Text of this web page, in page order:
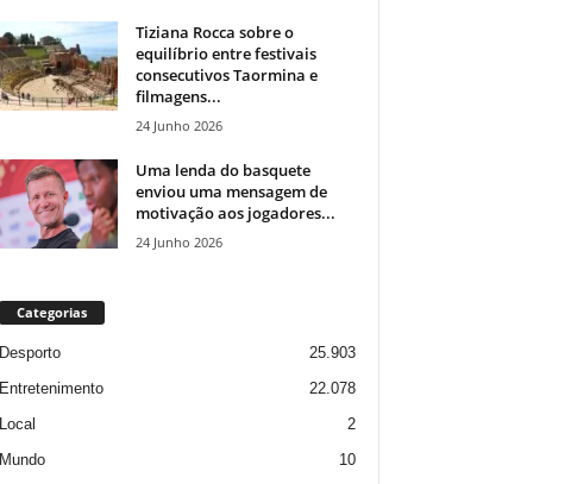
Tiziana Rocca sobre o
equilíbrio entre festivais
consecutivos Taormina e
filmagens...
24 Junho 2026
Uma lenda do basquete
enviou uma mensagem de
motivação aos jogadores...
24 Junho 2026
Categorias
Desporto
25.903
Entretenimento
22.078
Local
2
Mundo
10